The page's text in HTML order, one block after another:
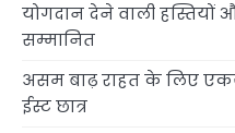
योगदान देने वाली हस्तियों
सम्मानित
असम बाढ़ राहत के लिए
ईस्ट छात्र